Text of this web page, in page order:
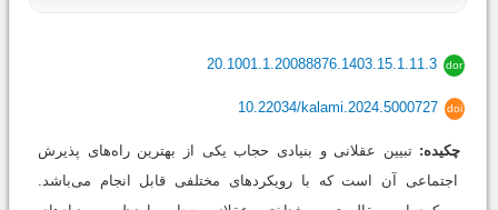
dor
20.1001.1.20088876.1403.15.1.11.3
doi
10.22034/kalami.2024.5000727
چکیده: تبیین عقلانی و بنیادی حجاب یکی از بهترین راه‌های پذیرش
اجتماعی آن است که با رویکردهای مختلفی قابل انجام می‌باشد.